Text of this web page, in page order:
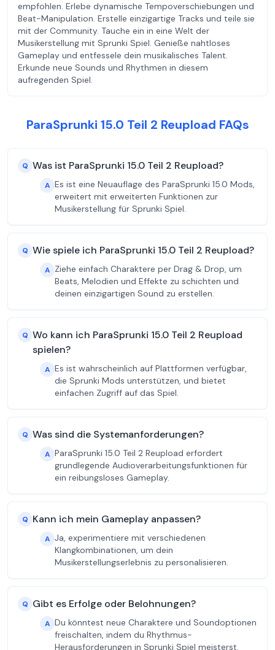
empfohlen. Erlebe dynamische Tempoverschiebungen und
Beat-Manipulation. Erstelle einzigartige Tracks und teile sie
mit der Community. Tauche ein in eine Welt der
Musikerstellung mit Sprunki Spiel. Genieße nahtloses
Gameplay und entfessele dein musikalisches Talent.
Erkunde neue Sounds und Rhythmen in diesem
aufregenden Spiel.
ParaSprunki 15.0 Teil 2 Reupload FAQs
Q Was ist ParaSprunki 15.0 Teil 2 Reupload?
A Es ist eine Neuauflage des ParaSprunki 15.0 Mods,
erweitert mit erweiterten Funktionen zur
Musikerstellung für Sprunki Spiel.
Q Wie spiele ich ParaSprunki 15.0 Teil 2 Reupload?
A Ziehe einfach Charaktere per Drag & Drop, um
Beats, Melodien und Effekte zu schichten und
deinen einzigartigen Sound zu erstellen.
Q Wo kann ich ParaSprunki 15.0 Teil 2 Reupload
spielen?
A Es ist wahrscheinlich auf Plattformen verfügbar,
die Sprunki Mods unterstützen, und bietet
einfachen Zugriff auf das Spiel.
Q Was sind die Systemanforderungen?
A ParaSprunki 15.0 Teil 2 Reupload erfordert
grundlegende Audioverarbeitungsfunktionen für
ein reibungsloses Gameplay.
Q Kann ich mein Gameplay anpassen?
A Ja, experimentiere mit verschiedenen
Klangkombinationen, um dein
Musikerstellungserlebnis zu personalisieren.
Q Gibt es Erfolge oder Belohnungen?
A Du könntest neue Charaktere und Soundoptionen
freischalten, indem du Rhythmus-
Herausforderungen in Sprunki Spiel meisterst.